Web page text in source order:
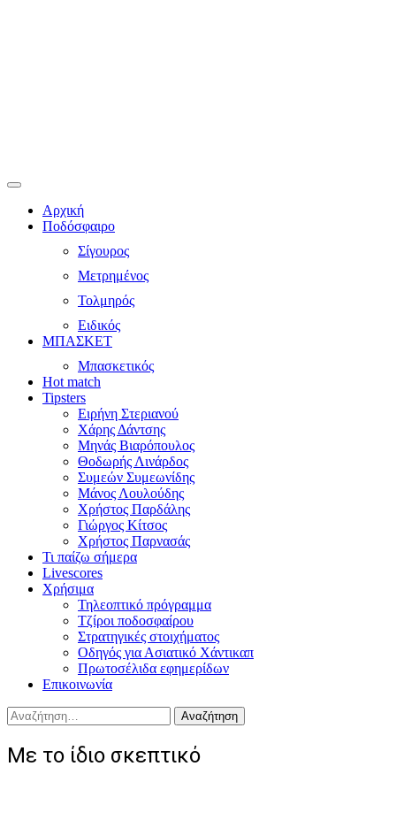
Αρχική
Ποδόσφαιρο
Σίγουρος
Μετρημένος
Τολμηρός
Ειδικός
ΜΠΑΣΚΕΤ
Μπασκετικός
Hot match
Tipsters
Ειρήνη Στεριανού
Χάρης Δάντσης
Μηνάς Βιαρόπουλος
Θοδωρής Λινάρδος
Συμεών Συμεωνίδης
Μάνος Λουλούδης
Χρήστος Παρδάλης
Γιώργος Κίτσος
Χρήστος Παρνασάς
Τι παίζω σήμερα
Livescores
Χρήσιμα
Τηλεοπτικό πρόγραμμα
Τζίροι ποδοσφαίρου
Στρατηγικές στοιχήματος
Οδηγός για Ασιατικό Χάντικαπ
Πρωτοσέλιδα εφημερίδων
Επικοινωνία
Αναζήτηση
για:
Με το ίδιο σκεπτικό